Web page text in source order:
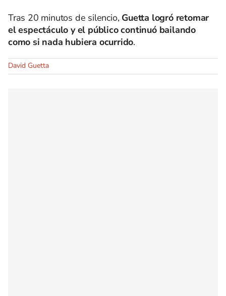
Tras 20 minutos de silencio, Guetta logró retomar
el espectáculo y el público continuó bailando
como si nada hubiera ocurrido.
David Guetta